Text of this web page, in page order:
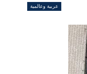
عربية وعالمية